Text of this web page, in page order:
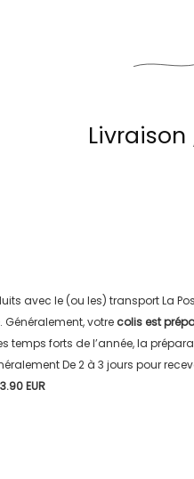
avec le (ou les) transportLa
votre colis est
temps forts de l’année, la
De 2 à 3 jours pour
3.90 EUR